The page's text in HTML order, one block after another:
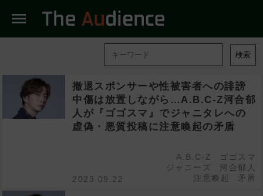
menu
検索
撤退スポンサーや性被害者への誹謗
中傷は放置しながら…A.B.C-Z河合郁
人が『ゴゴスマ』でジャニタレへの
虚偽・悪質投稿に注意喚起の矛盾
2023.09.22
A.B.C-Z
ゴゴスマ
ジャニーズ
河合郁人
注意喚起
矛盾